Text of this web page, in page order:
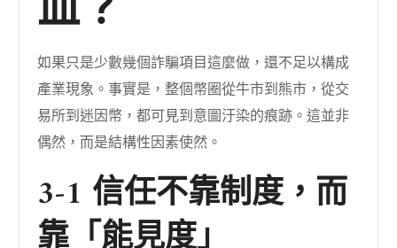
如果只是少數幾個詐騙項目這麼做，還不足以構成
產業現象。事實是，整個幣圈從牛市到熊市，從交
易所到迷因幣，都可見到意圖汙染的痕跡。這並非
偶然，而是結構性因素使然。
3-1 信任不靠制度，而